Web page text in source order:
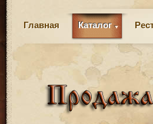
Главная Каталог